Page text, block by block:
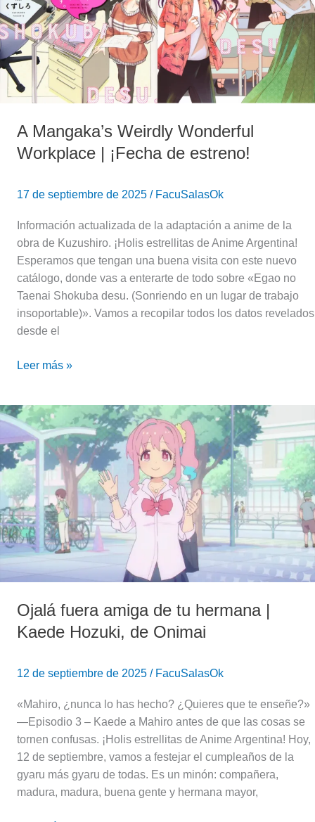
A Mangaka’s Weirdly Wonderful
Workplace | ¡Fecha de estreno!
17 de septiembre de 2025 / FacuSalasOk
Información actualizada de la adaptación a anime de la
obra de Kuzushiro. ¡Holis estrellitas de Anime Argentina!
Esperamos que tengan una buena visita con este nuevo
catálogo, donde vas a enterarte de todo sobre «Egao no
Taenai Shokuba desu. (Sonriendo en un lugar de trabajo
insoportable)». Vamos a recopilar todos los datos revelados
desde el
de
estreno!
Leer más »
Ojalá fuera amiga de tu hermana |
Kaede Hozuki, de Onimai
12 de septiembre de 2025 / FacuSalasOk
«Mahiro, ¿nunca lo has hecho? ¿Quieres que te enseñe?»
—Episodio 3 – Kaede a Mahiro antes de que las cosas se
tornen confusas. ¡Holis estrellitas de Anime Argentina! Hoy,
12 de septiembre, vamos a festejar el cumpleaños de la
gyaru más gyaru de todas. Es un minón: compañera,
madura, madura, buena gente y hermana mayor,
Ojalá
fuera
amiga
de
tu
hermana
|
Kaede
Hozuki,
de